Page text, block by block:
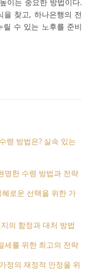
이는 중요한 방법이다.
찾고, 하나은행의 전
수 있는 노후를 준비
령 방법은? 실속 있는
명한 수령 방법과 전략
로운 선택을 위한 가
의 함정과 대처 방법
세를 위한 최고의 전략
정의 재정적 안정을 위